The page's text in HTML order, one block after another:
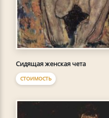
Сидящая женская чета
СТОИМОСТЬ